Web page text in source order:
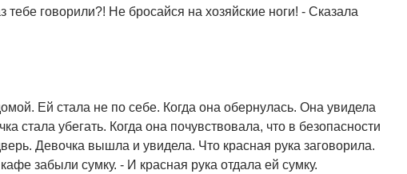
тебе говорили?! Не бросайся на хозяйские ноги! - Сказала
Ей стала не по себе. Когда она обернулась. Она увидела
стала убегать. Когда она почувствовала, что в безопасности
Девочка вышла и увидела. Что красная рука заговорила.
забыли сумку. - И красная рука отдала ей сумку.